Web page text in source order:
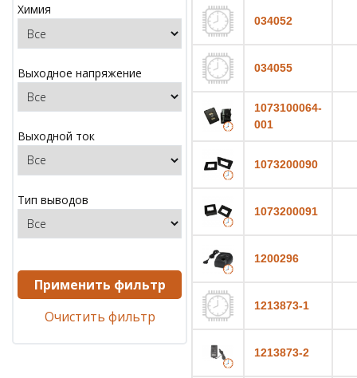
Химия
Выходное напряжение
Выходной ток
Тип выводов
Применить фильтр
Очистить фильтр
034052
034055
1073100064-
001
1073200090
1073200091
1200296
1213873-1
1213873-2